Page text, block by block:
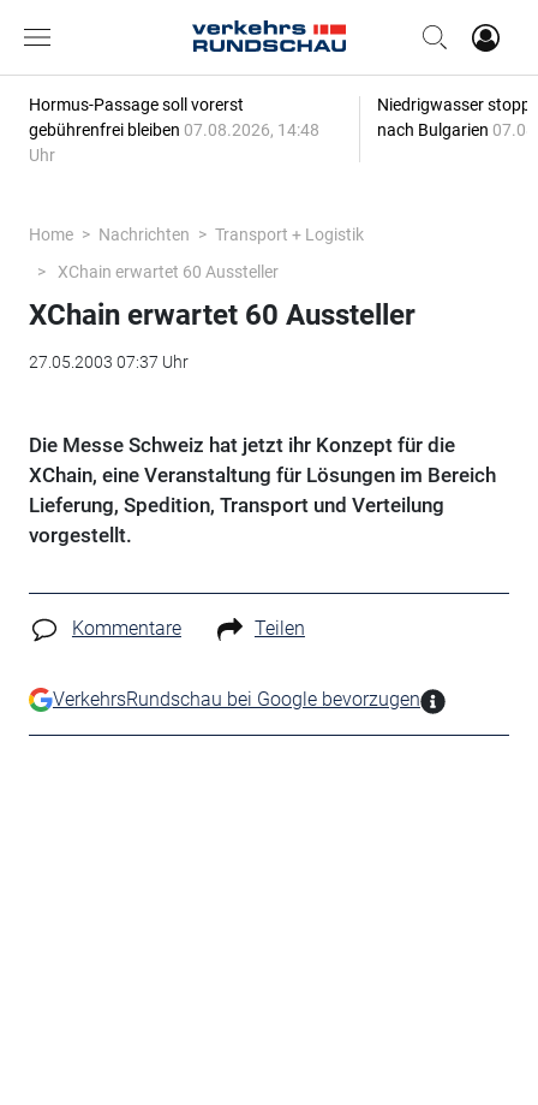
Hormus-Passage soll vorerst
gebührenfrei bleiben 07.08.2026, 14:48
Uhr
Niedrigwasser
nach Bulgarien
Home Nachrichten
Transport + Logistik
XChain erwartet 60 Aussteller
XChain erwartet 60 Aussteller
27.05.2003 07:37 Uhr
Die Messe Schweiz hat jetzt ihr Konzept für die
XChain, eine Veranstaltung für Lösungen im Bereich
Lieferung, Spedition, Transport und Verteilung
vorgestellt.
Kommentare Teilen
VerkehrsRundschau bei Google bevorzugen